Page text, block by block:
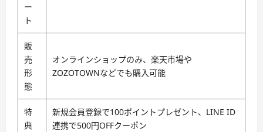
ー
ト
販
売
形
態
オンラインショップのみ、楽天市場や
ZOZOTOWNなどでも購入可能
特
典
新規会員登録で100ポイントプレゼント、LINE ID
連携で500円OFFクーポン